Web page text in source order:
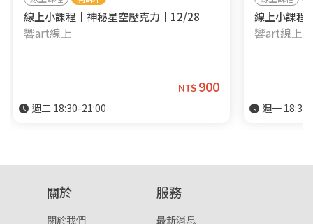
線上小課程┃神秘星空壓克力┃12/28
響art線上
NT$ 900
週二 18:30-21:00
線上小課
響art線上
週一
關於
關於我們
服務
最新消息